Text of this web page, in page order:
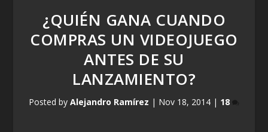
¿QUIÉN GANA CUANDO
COMPRAS UN VIDEOJUEGO
ANTES DE SU
LANZAMIENTO?
Posted by Alejandro Ramírez | Nov 18, 2014 | 18